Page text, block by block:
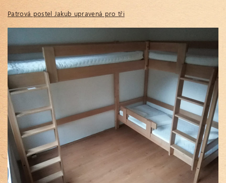
Patrová postel Jakub upravená pro tři